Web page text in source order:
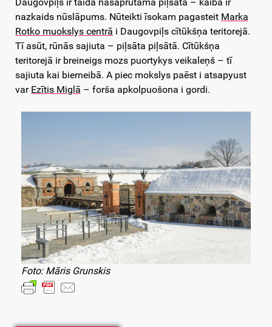
Daugovpiļs ir taida nasaprūtama piļsāta – kaiba ir
nazkaids nūslāpums. Nūteikti īsokam pagasteit Marka
Rotko muokslys centrā i Daugovpiļs cītūkšņa teritorejā.
Tī asūt, rūnās sajiuta – piļsāta piļsātā. Cītūkšņa
teritorejā ir breineigs mozs puortykys veikaleņš – tī
sajiuta kai bierneibā. A piec mokslys paēst i atsapyust
var Ezītis Miglā – forša apkolpuošona i gordi.
Foto: Māris Grunskis